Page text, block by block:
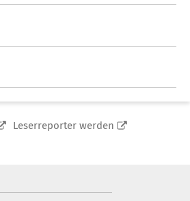
Leserreporter werden